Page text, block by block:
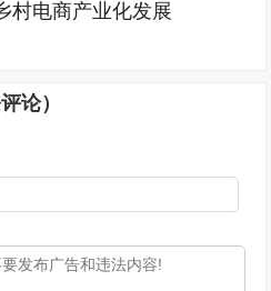
村电商产业化发展
论）